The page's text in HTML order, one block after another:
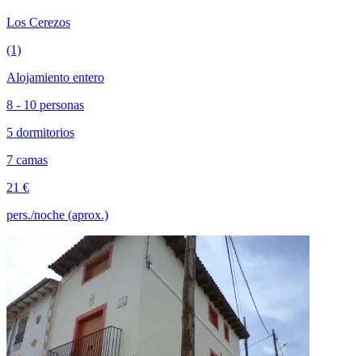
Los Cerezos
(1)
Alojamiento entero
8 - 10 personas
5 dormitorios
7 camas
21 €
pers./noche (aprox.)